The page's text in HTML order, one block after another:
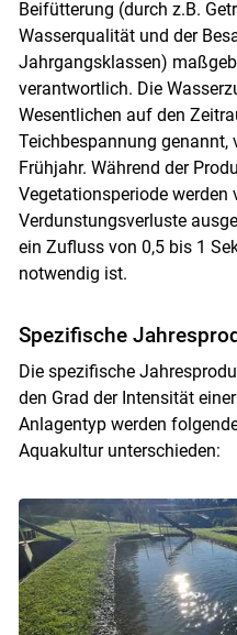
Beifütterung (durch z.B.
Wasserqualität und der
Jahrgangsklassen)
verantwortlich. Die
Wesentlichen auf den
Teichbespannung genannt,
Frühjahr. Während der
Vegetationsperiode werden
Verdunstungsverluste
ein Zufluss von 0,5 bis 1
notwendig ist.
Spezifische
Die spezifische
den Grad der Intensität
Anlagentyp werden
Aquakultur unterschieden: